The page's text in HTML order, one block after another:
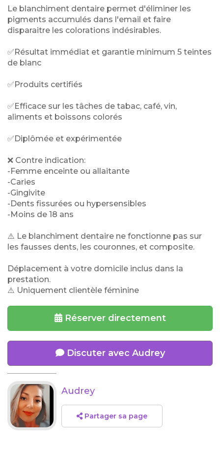
Le blanchiment dentaire permet d'éliminer les
pigments accumulés dans l'email et faire
disparaitre les colorations indésirables.
✅Résultat immédiat et garantie minimum 5 teintes
de blanc
✅Produits certifiés
✅Efficace sur les tâches de tabac, café, vin,
aliments et boissons colorés
✅Diplômée et expérimentée
❌ Contre indication:
-Femme enceinte ou allaitante
-Caries
-Gingivite
-Dents fissurées ou hypersensibles
-Moins de 18 ans
⚠️ Le blanchiment dentaire ne fonctionne pas sur
les fausses dents, les couronnes, et composite.
Déplacement à votre domicile inclus dans la
prestation.
⚠️ Uniquement clientèle féminine
Réserver directement
Discuter avec Audrey
Audrey
Partager sa page